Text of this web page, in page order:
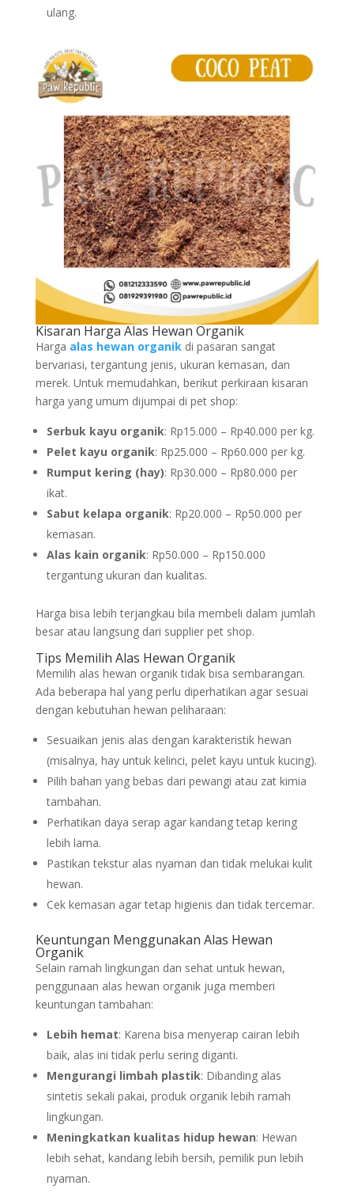
ulang.
Kisaran Harga Alas Hewan Organik
Harga alas hewan organikdi pasaran sangat
bervariasi, tergantung jenis, ukuran kemasan, dan
merek. Untuk memudahkan, berikut perkiraan kisaran
harga yang umum dijumpai di pet shop:
Serbuk kayu organik: Rp15.000 – Rp40.000 per kg.
Pelet kayu organik: Rp25.000 – Rp60.000 per kg.
Rumput kering (hay): Rp30.000 – Rp80.000 per
ikat.
Sabut kelapa organik: Rp20.000 – Rp50.000 per
kemasan.
Alas kain organik: Rp50.000 – Rp150.000
tergantung ukuran dan kualitas.
Harga bisa lebih terjangkau bila membeli dalam jumlah
besar atau langsung dari supplier pet shop.
Tips Memilih Alas Hewan Organik
Memilih alas hewan organik tidak bisa sembarangan.
Ada beberapa hal yang perlu diperhatikan agar sesuai
dengan kebutuhan hewan peliharaan:
Sesuaikan jenis alas dengan karakteristik hewan
(misalnya, hay untuk kelinci, pelet kayu untuk kucing).
Pilih bahan yang bebas dari pewangi atau zat kimia
tambahan.
Perhatikan daya serap agar kandang tetap kering
lebih lama.
Pastikan tekstur alas nyaman dan tidak melukai kulit
hewan.
Cek kemasan agar tetap higienis dan tidak tercemar.
Keuntungan Menggunakan Alas Hewan
Organik
Selain ramah lingkungan dan sehat untuk hewan,
penggunaan alas hewan organik juga memberi
keuntungan tambahan:
Lebih hemat: Karena bisa menyerap cairan lebih
baik, alas ini tidak perlu sering diganti.
Mengurangi limbah plastik: Dibanding alas
sintetis sekali pakai, produk organik lebih ramah
lingkungan.
Meningkatkan kualitas hidup hewan: Hewan
lebih sehat, kandang lebih bersih, pemilik pun lebih
nyaman.